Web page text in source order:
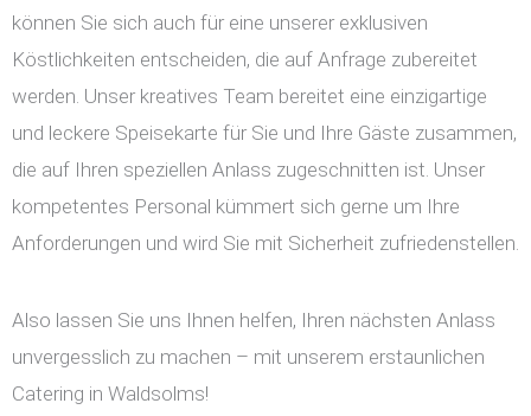
können Sie sich auch für eine unserer exklusiven
Köstlichkeiten entscheiden, die auf Anfrage zubereitet
werden. Unser kreatives Team bereitet eine einzigartige
und leckere Speisekarte für Sie und Ihre Gäste zusammen,
die auf Ihren speziellen Anlass zugeschnitten ist. Unser
kompetentes Personal kümmert sich gerne um Ihre
Anforderungen und wird Sie mit Sicherheit zufriedenstellen.
Also lassen Sie uns Ihnen helfen, Ihren nächsten Anlass
unvergesslich zu machen – mit unserem erstaunlichen
Catering in Waldsolms!